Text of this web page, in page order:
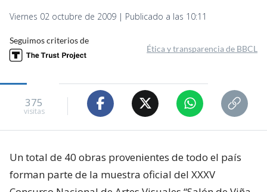
Viernes 02 octubre de 2009 | Publicado a las 10:11
Seguimos criterios de
Ética y transparencia de BBCL
375
visitas
Un total de 40 obras provenientes de todo el país
forman parte de la muestra oficial del XXXV